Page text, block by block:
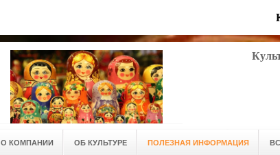
О КОМПАНИИ ОБ КУЛЬТУРЕ ПОЛЕЗНАЯ ИНФОРМАЦИЯ